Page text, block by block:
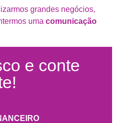
grandes negócios,
uma comunicação
e conte